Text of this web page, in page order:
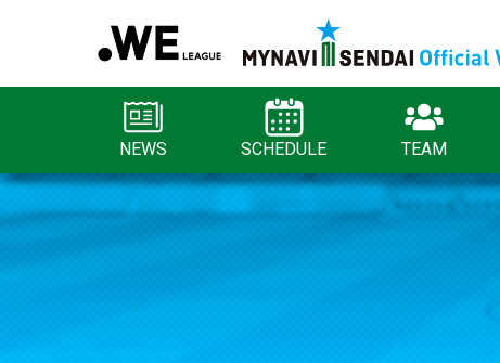
NEWS SCHEDULE TEAM